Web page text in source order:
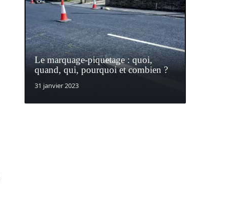
Le marquage-piquetage : quoi,
quand, qui, pourquoi et combien ?
31 janvier 2023